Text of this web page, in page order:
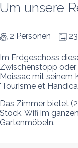
Um unsere
2 Personen
Im Erdgeschoss
Zwischenstopp oder
Moissac mit seinem
"Tourisme et
Das Zimmer bietet
Stock. Wifi im
Gartenmöbeln.